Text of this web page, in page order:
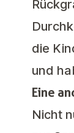
die
und
Eine
Nicht